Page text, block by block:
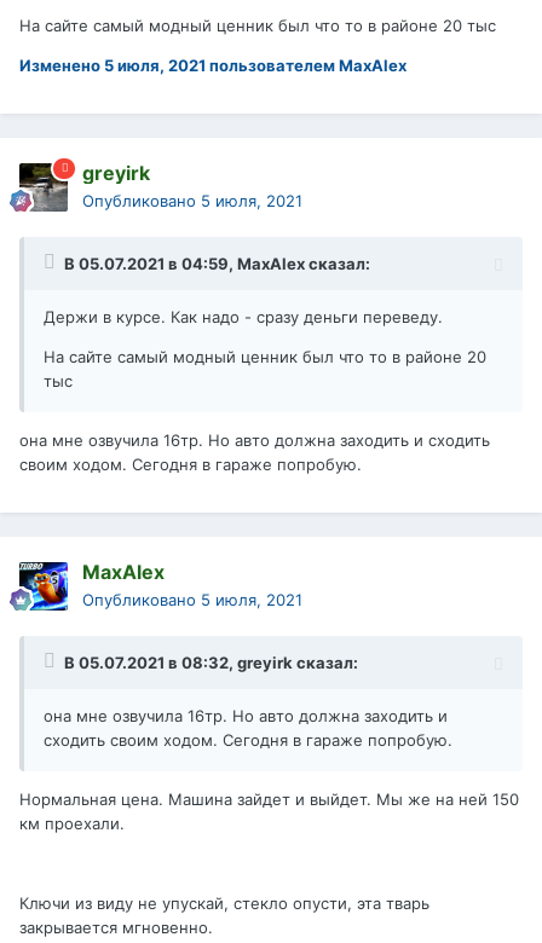
На сайте самый модный ценник был что то в районе 20 тыс
Изменено 5 июля, 2021 пользователем MaxAlex
greyirk
Опубликовано 5 июля, 2021
В 05.07.2021 в 04:59, MaxAlexсказал:
Держи в курсе. Как надо - сразу деньги переведу.
На сайте самый модный ценник был что то в районе 20
тыс
она мне озвучила 16тр. Но авто должна заходить и сходить
своим ходом. Сегодня в гараже попробую.
MaxAlex
Опубликовано 5 июля, 2021
В 05.07.2021 в 08:32, greyirk сказал:
она мне озвучила 16тр. Но авто должна заходить и
сходить своим ходом. Сегодня в гараже попробую.
Нормальная цена. Машина зайдет и выйдет. Мы же на ней 150
км проехали.
Ключи из виду не упускай, стекло опусти, эта тварь
закрывается мгновенно.